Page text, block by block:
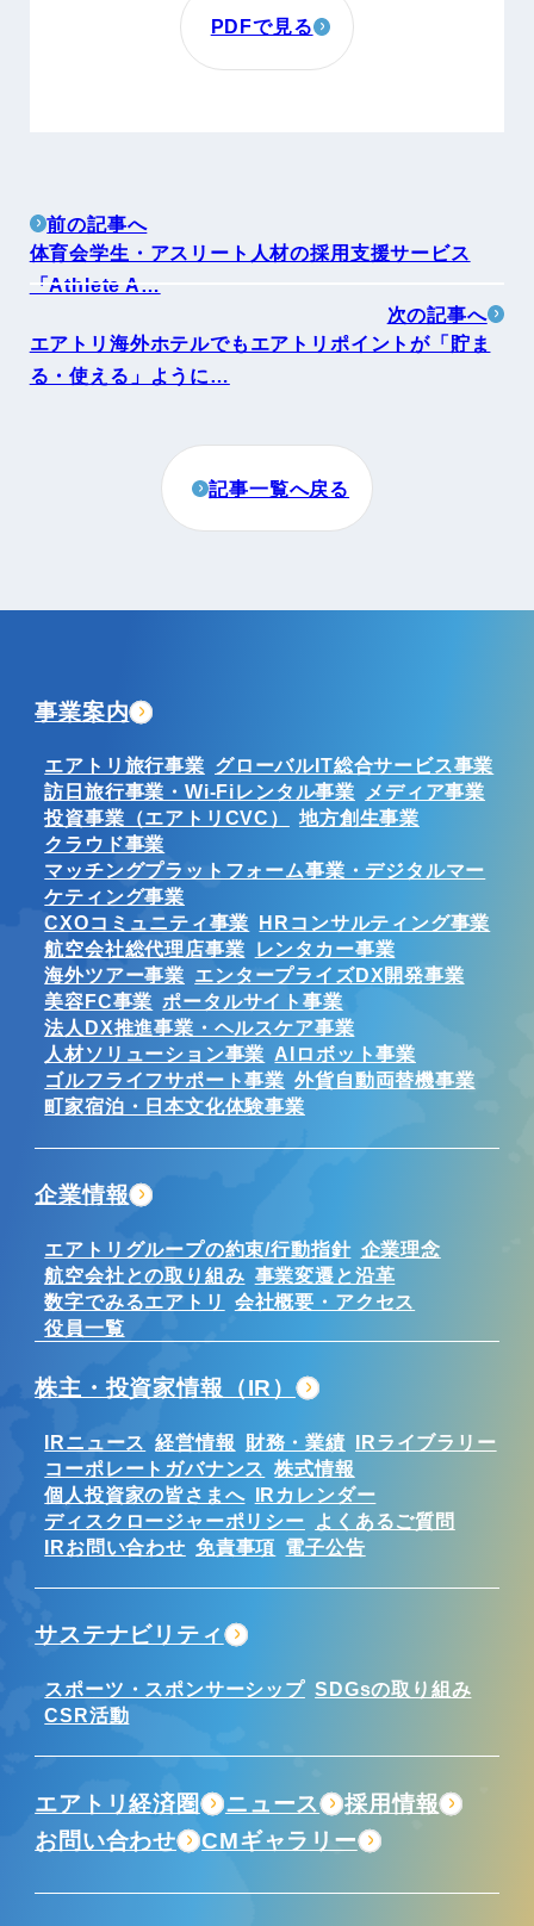
PDFで見る
前の記事へ
体育会学生・アスリート人材の採用支援サービス
「Athlete A…
次の記事へ
エアトリ海外ホテルでもエアトリポイントが「貯ま
る・使える」ように…
記事一覧へ戻る
事業案内
エアトリ旅行事業 グローバルIT総合サービス事業
訪日旅行事業・Wi-Fiレンタル事業
メディア事業
投資事業（エアトリCVC）
地方創生事業
クラウド事業
マッチングプラットフォーム事業・デジタルマー
ケティング事業
CXOコミュニティ事業 HRコンサルティング事業
航空会社総代理店事業
レンタカー事業
海外ツアー事業 エンタープライズDX開発事業
美容FC事業 ポータルサイト事業
法人DX推進事業・ヘルスケア事業
人材ソリューション事業 AIロボット事業
ゴルフライフサポート事業 外貨自動両替機事業
町家宿泊・日本文化体験事業
企業情報
エアトリグループの約束/行動指針 企業理念
航空会社との取り組み 事業変遷と沿革
数字でみるエアトリ
会社概要・アクセス
役員一覧
株主・投資家情報（IR）
IRニュース 経営情報 財務・業績 IRライブラリー
コーポレートガバナンス
株式情報
個人投資家の皆さまへ IRカレンダー
ディスクロージャーポリシー
よくあるご質問
IRお問い合わせ 免責事項 電子公告
サステナビリティ
スポーツ・スポンサーシップ SDGsの取り組み
CSR活動
エアトリ経済圏 ニュース
採用情報
お問い合わせ
CMギャラリー